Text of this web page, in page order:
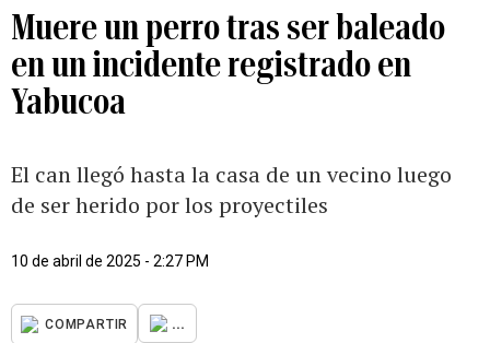
Muere un perro tras ser baleado
en un incidente registrado en
Yabucoa
El can llegó hasta la casa de un vecino luego
de ser herido por los proyectiles
10 de abril de 2025 - 2:27 PM
COMPARTIR ...